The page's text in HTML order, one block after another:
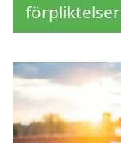
förpliktelser